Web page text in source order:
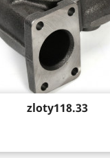
Price
zloty118.33